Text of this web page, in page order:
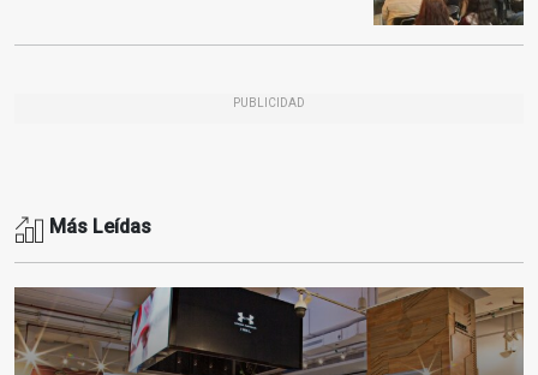
PUBLICIDAD
Más Leídas